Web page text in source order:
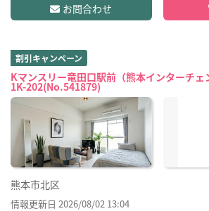
お問合わせ
割引キャンペーン
Kマンスリー竜田口駅前（熊本インターチェ
1K-202(No.541879)
熊本市北区
情報更新日 2026/08/02 13:04